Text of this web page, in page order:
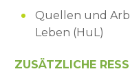
Quellen und
Leben (HuL)
ZUSÄTZLICHE